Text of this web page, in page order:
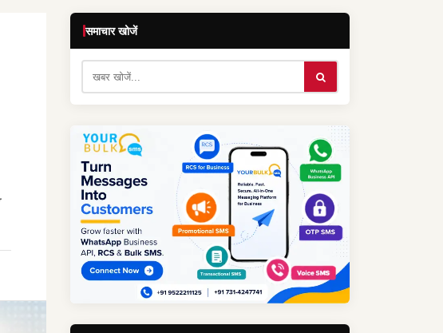
समाचार खोजें